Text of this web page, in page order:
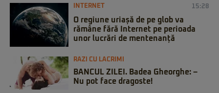
INTERNET 15:28
O regiune uriașă de pe glob va
rămâne fără Internet pe perioada
unor lucrări de mentenanță
RAZI CU LACRIMI
BANCUL ZILEI. Badea Gheorghe: –
Nu pot face dragoste!